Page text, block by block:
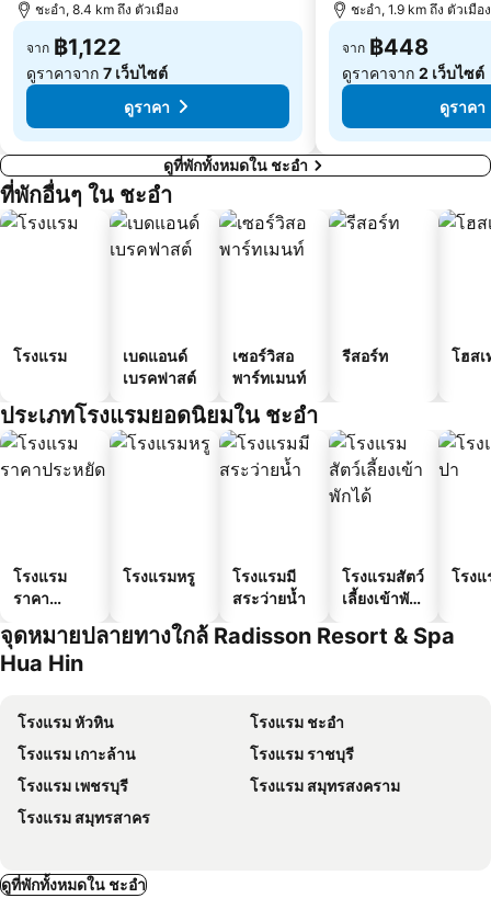
ชะอำ, 8.4 km ถึง ตัวเมือง
จาก ฿1,122
ดูราคาจาก 7 เว็บไซต์
ดูราคา
ชะอำ, 1.9 km ถึง ตัวเมือง
จาก ฿448
ดูราคาจาก 2 เว็บไซต์
ดูราคา
ดูที่พักทั้งหมดใน ชะอำ
ที่พักอื่นๆ ใน ชะอำ
โรงแรม
เบดแอนด์
เบรคฟาสต์
เซอร์วิสอ
พาร์ทเมนท์
รีสอร์ท โฮสเ
ประเภทโรงแรมยอดนิยมใน ชะอำ
โรงแรม
ราคา
โรงแรมหรู
โรงแรมมี
สระว่ายน้ำ
โรงแรมสัตว์
เลี้ยงเข้าพัก
โรง
จุดหมายปลายทางใกล้ Radisson Resort & Spa
Hua Hin
โรงแรม หัวหิน
โรงแรม ชะอำ
โรงแรม เกาะล้าน
โรงแรม ราชบุรี
โรงแรม เพชรบุรี
โรงแรม สมุทรสงคราม
โรงแรม สมุทรสาคร
ดูที่พักทั้งหมดใน ชะอำ